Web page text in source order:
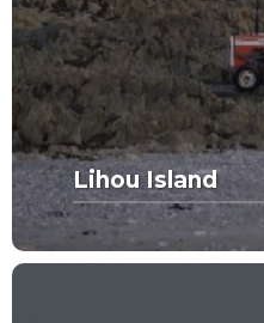
MORE FROM THIS SET:
VIEW MORE CATÉGORIE
Lihou Island